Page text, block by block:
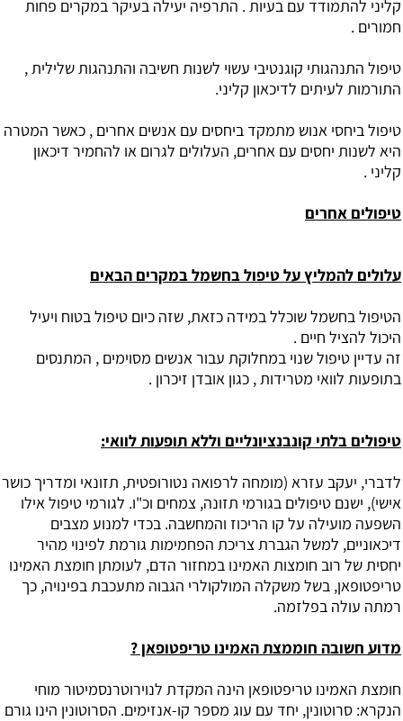
קליני להתמודד עם בעיות . התרפיה יעילה בעיקר במקרים פחות
חמורים .
טיפול התנהגותי קוגנטיבי עשוי לשנות חשיבה והתנהגות שלילית ,
התורמות לעיתים לדיכאון קליני.
טיפול ביחסי אנוש מתמקד ביחסים עם אנשים אחרים , כאשר המטרה
היא לשנות יחסים עם אחרים, העלולים לגרום או להחמיר דיכאון
קליני .
טיפולים אחרים
עלולים להמליץ על טיפול בחשמל במקרים הבאים
הטיפול בחשמל שוכלל במידה כזאת, שזה כיום טיפול בטוח ויעיל
היכול להציל חיים .
זה עדיין טיפול שנוי במחלוקת עבור אנשים מסוימים , המתנסים
בתופעות לוואי מטרידות , כגון אובדן זיכרון .
טיפולים בלתי קונבנציונליים וללא תופעות לוואי:
לדברי, יעקב עזרא (מומחה לרפואה נטורופטית, תזונאי ומדריך כושר
אישי), ישנם טיפולים בגורמי תזונה, צמחים וכ"ו. לגורמי טיפול אילו
השפעה מועילה על קו הריכוז והמחשבה. בכדי למנוע מצבים
דיכאוניים, למשל הגברת צריכת הפחמימות גורמת לפינוי מהיר
יחסית של רוב חומצות האמינו במחזור הדם, לעומתן חומצת האמינו
טריפטופאן, בשל משקלה המולקולרי הגבוה מתעכבת בפינויה, כך
רמתה עולה בפלזמה.
מדוע חשובה חוממצת האמינו טריפטופאן ?
חומצת האמינו טריפטופאן הינה המקדת לנוירוטרנסמיטור מוחי
הנקרא: סרוטונין, יחד עם עוג מספר קו-אנזימים. הסרוטונין הינו גורם